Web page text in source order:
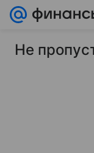
3 марта 2024
Не